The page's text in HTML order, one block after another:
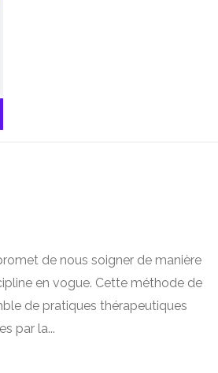
de nous soigner de manière
en vogue. Cette méthode de
de pratiques thérapeutiques
par la...